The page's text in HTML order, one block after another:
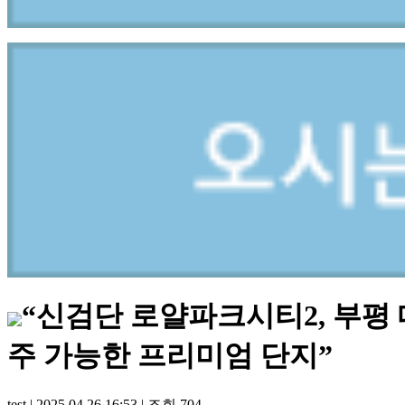
“신검단 로얄파크시티2, 부
주 가능한 프리미엄 단지”